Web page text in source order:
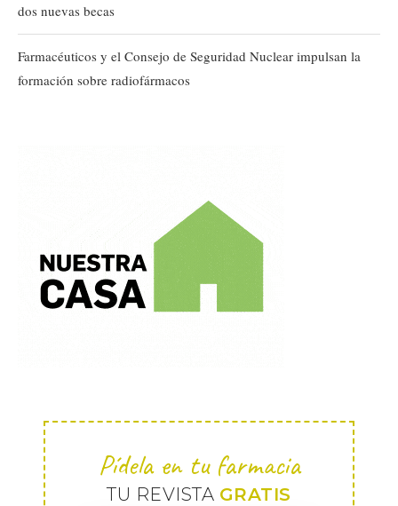
dos nuevas becas
Farmacéuticos y el Consejo de Seguridad Nuclear impulsan la
formación sobre radiofármacos
Pídela en tu farmacia
TU REVISTA GRATIS